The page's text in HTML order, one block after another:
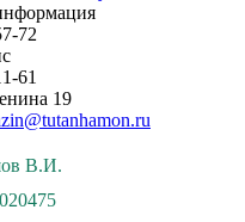
72
61
19
В.И.